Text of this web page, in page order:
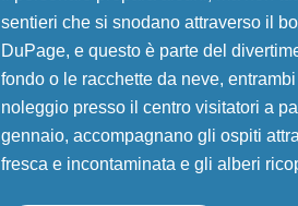
sentieri che si snodano attraverso il
DuPage, e questo è parte del
fondo o le racchette da neve,
noleggio presso il centro visitatori a
gennaio, accompagnano gli ospiti
fresca e incontaminata e gli alberi